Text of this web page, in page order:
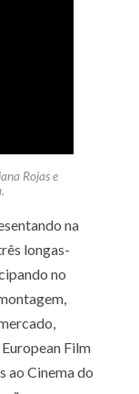
Rojas e
na
longas-
no
Film
ao Cinema do